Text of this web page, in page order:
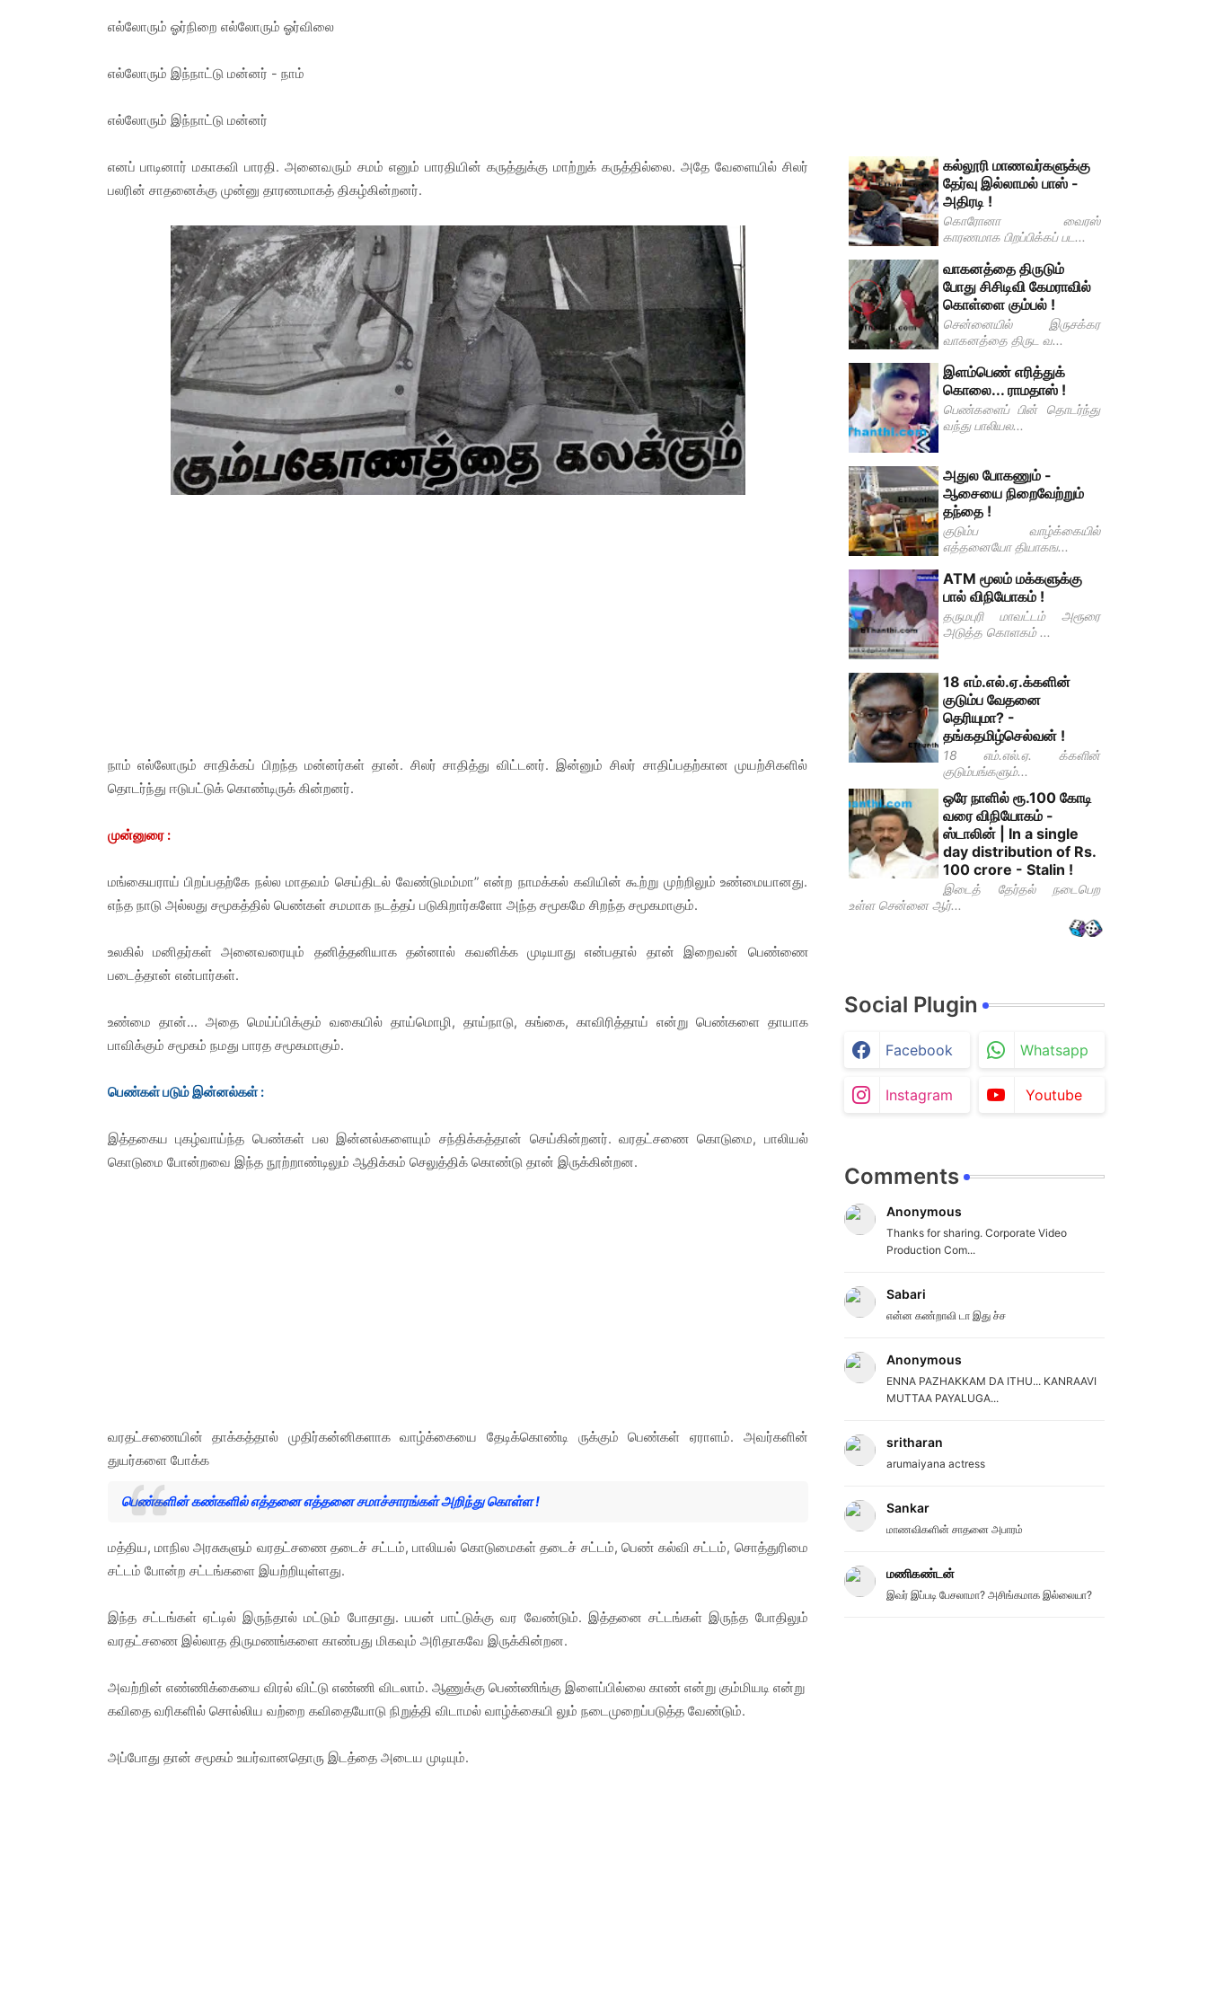
எல்லோரும் ஓர்நிறை எல்லோரும் ஓர்விலை
எல்லோரும் இந்நாட்டு மன்னர் - நாம்
எல்லோரும் இந்நாட்டு மன்னர்
எனப் பாடினார் மகாகவி பாரதி. அனைவரும் சமம் எனும் பாரதியின் கருத்துக்கு மாற்றுக் கருத்தில்லை. அதே வேளையில் சிலர்
பலரின் சாதனைக்கு முன்னு தாரணமாகத் திகழ்கின்றனர்.
நாம் எல்லோரும் சாதிக்கப் பிறந்த மன்னர்கள் தான். சிலர் சாதித்து விட்டனர். இன்னும் சிலர் சாதிப்பதற்கான முயற்சிகளில்
தொடர்ந்து ஈடுபட்டுக் கொண்டிருக் கின்றனர்.
முன்னுரை :
மங்கையராய் பிறப்பதற்கே நல்ல மாதவம் செய்திடல் வேண்டுமம்மா” என்ற நாமக்கல் கவியின் கூற்று முற்றிலும் உண்மையானது.
எந்த நாடு அல்லது சமூகத்தில் பெண்கள் சமமாக நடத்தப் படுகிறார்களோ அந்த சமூகமே சிறந்த சமூகமாகும்.
உலகில் மனிதர்கள் அனைவரையும் தனித்தனியாக தன்னால் கவனிக்க முடியாது என்பதால் தான் இறைவன் பெண்ணை
படைத்தான் என்பார்கள்.
உண்மை தான்… அதை மெய்ப்பிக்கும் வகையில் தாய்மொழி, தாய்நாடு, கங்கை, காவிரித்தாய் என்று பெண்களை தாயாக
பாவிக்கும் சமூகம் நமது பாரத சமூகமாகும்.
பெண்கள் படும் இன்னல்கள் :
இத்தகைய புகழ்வாய்ந்த பெண்கள் பல இன்னல்களையும் சந்திக்கத்தான் செய்கின்றனர். வரதட்சணை கொடுமை, பாலியல்
கொடுமை போன்றவை இந்த நூற்றாண்டிலும் ஆதிக்கம் செலுத்திக் கொண்டு தான் இருக்கின்றன.
வரதட்சணையின் தாக்கத்தால் முதிர்கன்னிகளாக வாழ்க்கையை தேடிக்கொண்டி ருக்கும் பெண்கள் ஏராளம். அவர்களின்
துயர்களை போக்க
பெண்களின் கண்களில் எத்தனை எத்தனை சமாச்சாரங்கள் அறிந்து கொள்ள !
மத்திய, மாநில அரசுகளும் வரதட்சணை தடைச் சட்டம், பாலியல் கொடுமைகள் தடைச் சட்டம், பெண் கல்வி சட்டம், சொத்துரிமை
சட்டம் போன்ற சட்டங்களை இயற்றியுள்ளது.
இந்த சட்டங்கள் ஏட்டில் இருந்தால் மட்டும் போதாது. பயன் பாட்டுக்கு வர வேண்டும். இத்தனை சட்டங்கள் இருந்த போதிலும்
வரதட்சணை இல்லாத திருமணங்களை காண்பது மிகவும் அரிதாகவே இருக்கின்றன.
அவற்றின் எண்ணிக்கையை விரல் விட்டு எண்ணி விடலாம். ஆணுக்கு பெண்ணிங்கு இளைப்பில்லை காண் என்று கும்மியடி என்று
கவிதை வரிகளில் சொல்லிய வற்றை கவிதையோடு நிறுத்தி விடாமல் வாழ்க்கையி லும் நடைமுறைப்படுத்த வேண்டும்.
அப்போது தான் சமூகம் உயர்வானதொரு இடத்தை அடைய முடியும்.
கல்லூரி மாணவர்களுக்கு
தேர்வு இல்லாமல் பாஸ் -
அதிரடி !
கொரோனா வைரஸ்
காரணமாக பிறப்பிக்கப் பட...
வாகனத்தை திருடும்
போது சிசிடிவி கேமராவில்
கொள்ளை கும்பல் !
சென்னையில் இருசக்கர
வாகனத்தை திருட வ...
இளம்பெண் எரித்துக்
கொலை... ராமதாஸ் !
பெண்களைப் பின் தொடர்ந்து
வந்து பாலியல...
அதுல போகணும் -
ஆசையை நிறைவேற்றும்
தந்தை !
குடும்ப வாழ்க்கையில்
எத்தனையோ தியாகங...
ATM மூலம் மக்களுக்கு
பால் விநியோகம் !
தருமபுரி மாவட்டம் அரூரை
அடுத்த கொளகம் ...
18 எம்.எல்.ஏ.க்களின்
குடும்ப வேதனை
தெரியுமா? -
தங்கதமிழ்செல்வன் !
18 எம்.எல்.ஏ. க்களின்
குடும்பங்களும்...
ஒரே நாளில் ரூ.100 கோடி
வரை விநியோகம் -
ஸ்டாலின் | In a single
day distribution of Rs.
100 crore - Stalin !
இடைத் தேர்தல் நடைபெற
உள்ள சென்னை ஆர்...
Social Plugin
Facebook Whatsapp
Instagram Youtube
Comments
Anonymous
Thanks for sharing. Corporate Video
Production Com...
Sabari
என்ன கண்றாவி டா இது ச்ச
Anonymous
ENNA PAZHAKKAM DA ITHU... KANRAAVI
MUTTAA PAYALUGA...
sritharan
arumaiyana actress
Sankar
மாணவிகளின் சாதனை அபாரம்
மணிகண்டன்
இவர் இப்படி பேசலாமா? அசிங்கமாக இல்லையா?